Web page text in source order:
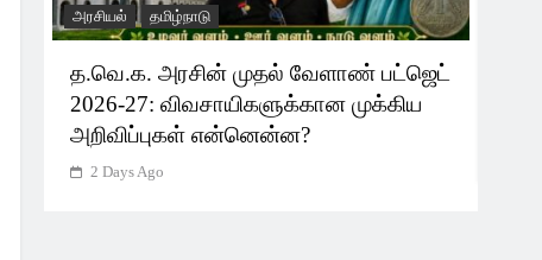
அரசியல் தமிழ்நாடு
த.வெ.க. அரசின் முதல் வேளாண் பட்ஜெட்
2026-27: விவசாயிகளுக்கான முக்கிய
அறிவிப்புகள் என்னென்ன?
2 Days Ago